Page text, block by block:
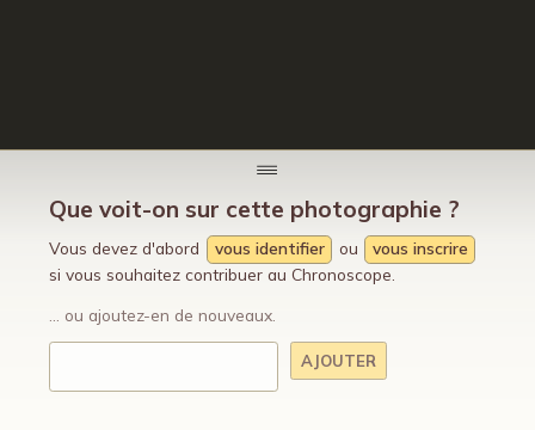
Que voit-on sur cette photographie ?
Vous devez d'abord vous identifier ou
vous inscrire
si vous souhaitez contribuer au Chronoscope.
... ou ajoutez-en de nouveaux.
AJOUTER